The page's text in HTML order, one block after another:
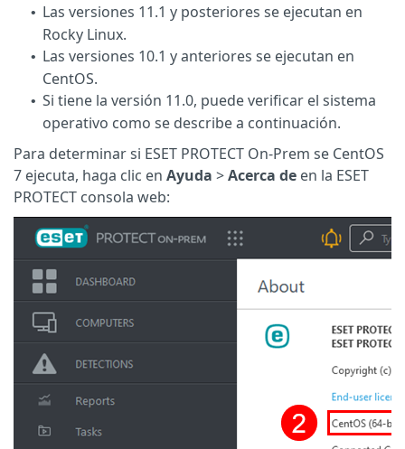
• Las versiones 11.1 y posteriores se ejecutan en
Rocky Linux.
• Las versiones 10.1 y anteriores se ejecutan en
CentOS.
• Si tiene la versión 11.0, puede verificar el sistema
operativo como se describe a continuación.
Para determinar si ESET PROTECT On-Prem se CentOS
7 ejecuta, haga clic en Ayuda >Acerca de en la ESET
PROTECT consola web: